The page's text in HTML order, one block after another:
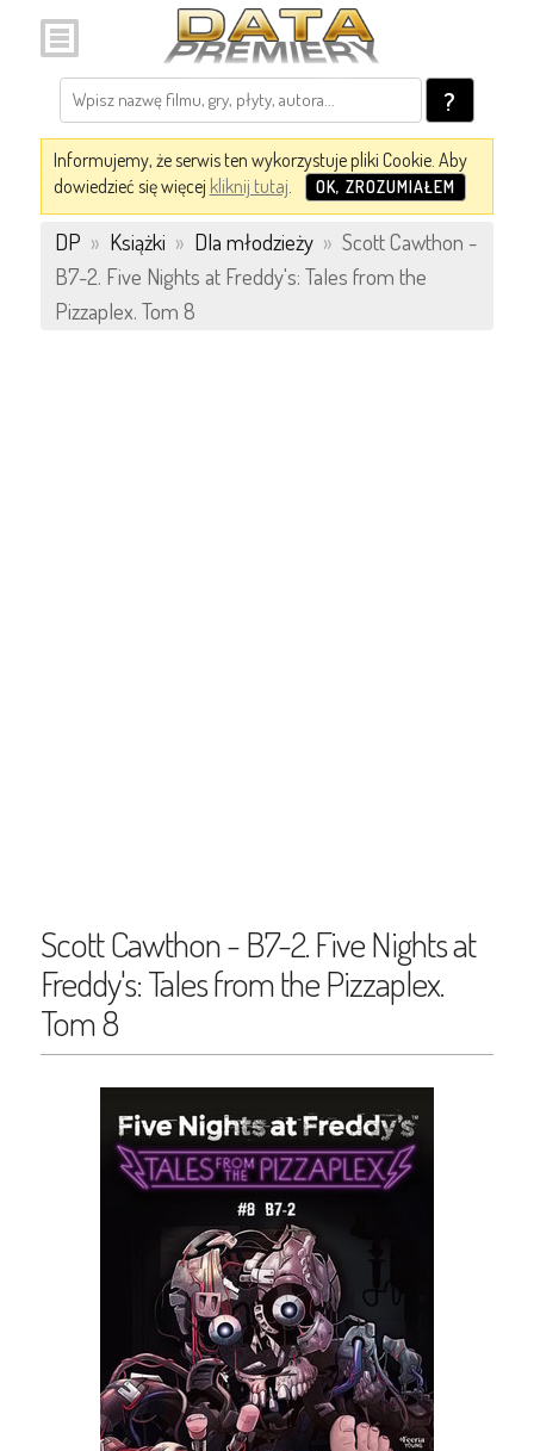
?
Informujemy, że serwis ten wykorzystuje pliki Cookie. Aby
dowiedzieć się więcej kliknij tutaj. OK, ZROZUMIAŁEM
DP » Książki » Dla młodzieży » Scott Cawthon -
B7-2. Five Nights at Freddy's: Tales from the
Pizzaplex. Tom 8
Scott Cawthon - B7-2. Five Nights at
Freddy's: Tales from the Pizzaplex.
Tom 8